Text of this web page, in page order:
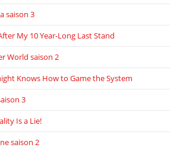
saison 3
My 10 Year-Long Last Stand
World saison 2
Knows How to Game the System
3
Is a Lie!
saison 2